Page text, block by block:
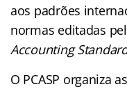
aos padrões
normas editadas
Accounting
O PCASP organiza